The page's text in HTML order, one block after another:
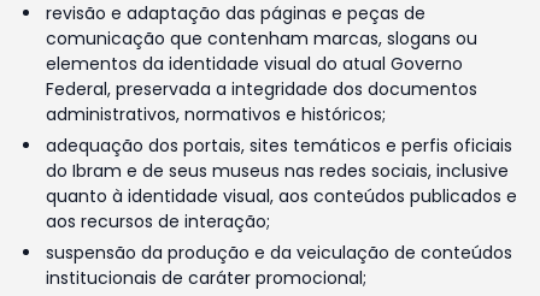
revisão e adaptação das páginas e peças de
comunicação que contenham marcas, slogans ou
elementos da identidade visual do atual Governo
Federal, preservada a integridade dos documentos
administrativos, normativos e históricos;
adequação dos portais, sites temáticos e perfis oficiais
do Ibram e de seus museus nas redes sociais, inclusive
quanto à identidade visual, aos conteúdos publicados e
aos recursos de interação;
suspensão da produção e da veiculação de conteúdos
institucionais de caráter promocional;